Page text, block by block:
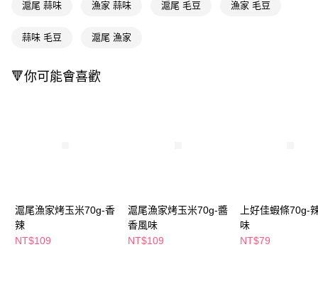
悠遊付
Google Pay
【「AFTEE先享後付」結帳流程】
１．於結帳方式選擇「AFTEE先享後付」後，將跳轉至「AFTEE先享後付」
結帳頁面，進行簡訊認證並確認金額後，即可完成結帳。
每筆NT$65，滿NT$390(含以上)免運費
付款後全家取貨
滬尾 蒜味 漁家 蒜味 滬尾 毛豆 漁家 毛豆
蒜味 毛豆 滬尾 漁家
🔻你可能會喜歡
滬尾漁家烤玉米70g-香
辣
NT$109
滬尾漁家烤玉米70g-醬
香風味
NT$109
上好佳蝦條70g-
味
NT$79